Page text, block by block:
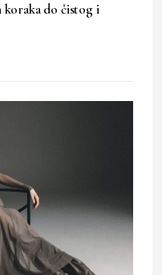
koraka do čistog i